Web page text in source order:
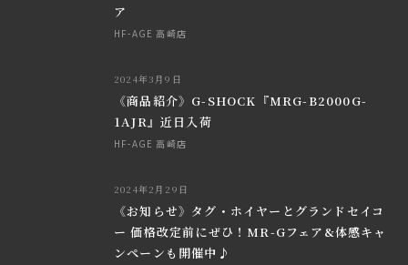
ア
HF-AGE 高崎店
2024年3月9日
《商品紹介》G-SHOCK『MRG-B2000G-
1AJR』近日入荷
HF-AGE 高崎店
2024年2月29日
《お知らせ》タグ・ホイヤーとグランドセイコ
ー 価格改定前にぜひ！MR-Gフェア&体感キャ
ンペーンも開催中♪